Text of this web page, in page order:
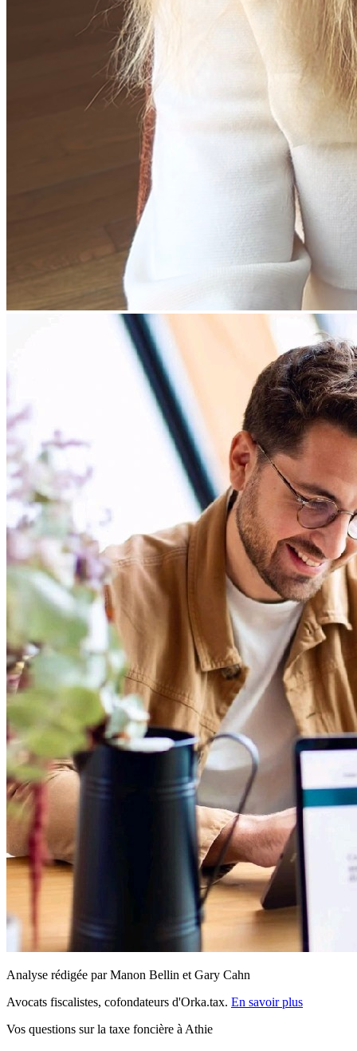
Analyse rédigée par Manon Bellin et Gary Cahn
Avocats fiscalistes, cofondateurs d'Orka.tax. En savoir plus
Vos questions sur la taxe foncière à Athie